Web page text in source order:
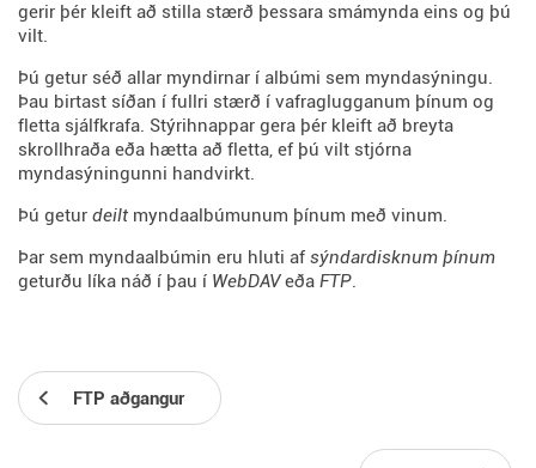
gerir þér kleift að stilla stærð þessara smámynda eins og þú
vilt.
Þú getur séð allar myndirnar í albúmi sem myndasýningu.
Þau birtast síðan í fullri stærð í vafraglugganum þínum og
fletta sjálfkrafa. Stýrihnappar gera þér kleift að breyta
skrollhraða eða hætta að fletta, ef þú vilt stjórna
myndasýningunni handvirkt.
Þú getur deilt myndaalbúmunum þínum með vinum.
Þar sem myndaalbúmin eru hluti afsýndardisknum þínum
geturðu líka náð í þau í WebDAVeða FTP.
FTP aðgangur